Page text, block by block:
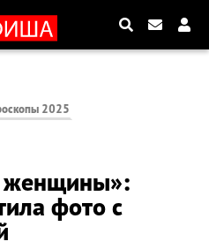
2025
фото с